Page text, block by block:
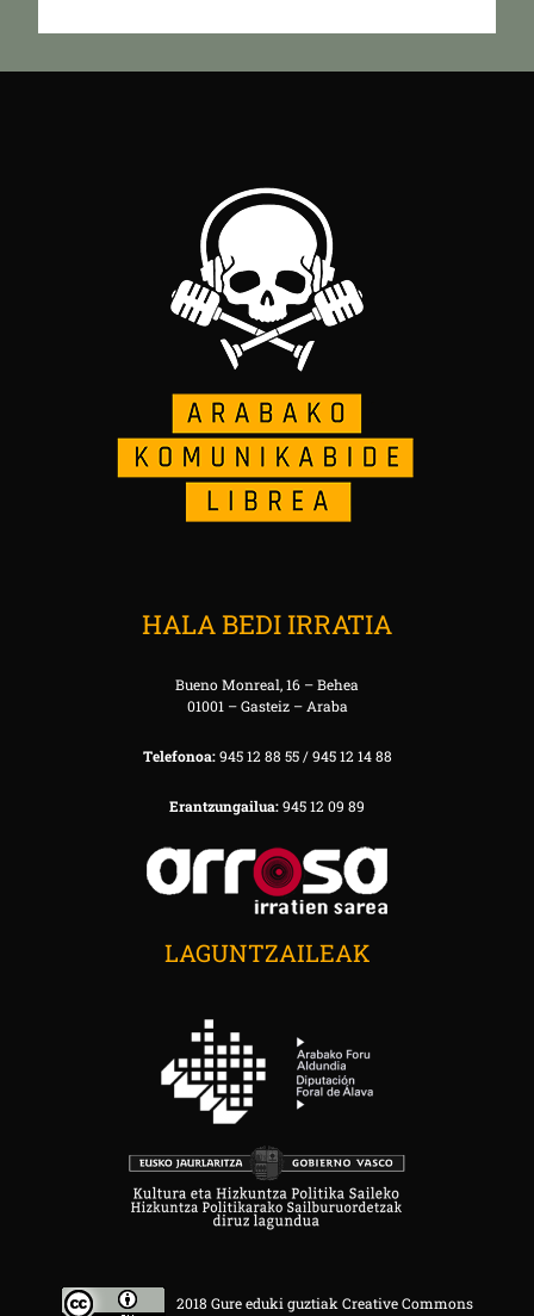
HALA BEDI IRRATIA
Bueno Monreal, 16 – Behea
01001 – Gasteiz – Araba
Telefonoa:945 12 88 55 / 945 12 14 88
Erantzungailua:945 12 09 89
LAGUNTZAILEAK
2018 Gure eduki guztiak Creative Commons